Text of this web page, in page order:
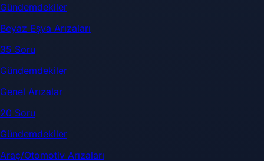
Gündemdekiler
Beyaz Eşya Arızaları
35 Soru
Gündemdekiler
Genel Arızalar
20 Soru
Gündemdekiler
Araç/Otomotiv Arızaları